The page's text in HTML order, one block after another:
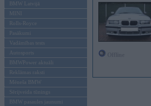
BMW Latvijā
MINI
Rolls-Royce
Pasākumi
Vadāmības tests
Autosports
BMWPower aktuāli
Reklāmas raksti
Mēneša BMW
Sērijveida tūnings
BMW pasaules jaunumi